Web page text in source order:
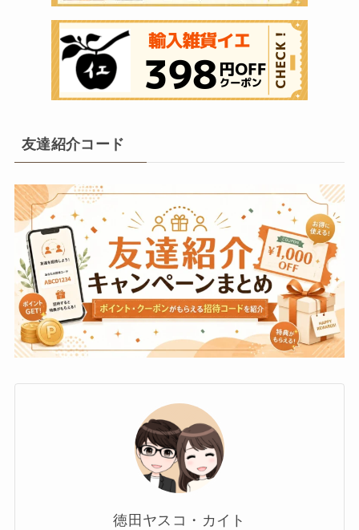
友達紹介コード
徳田ヤスコ・カイト